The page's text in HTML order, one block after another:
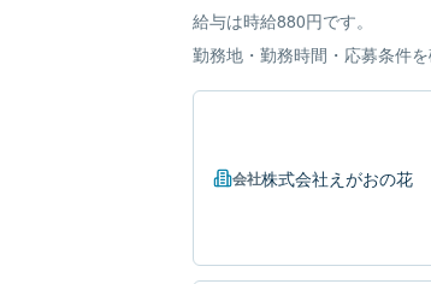
給与は時給880円です。
勤務地・勤務時間・応募条件
会社株式会社えがおの花